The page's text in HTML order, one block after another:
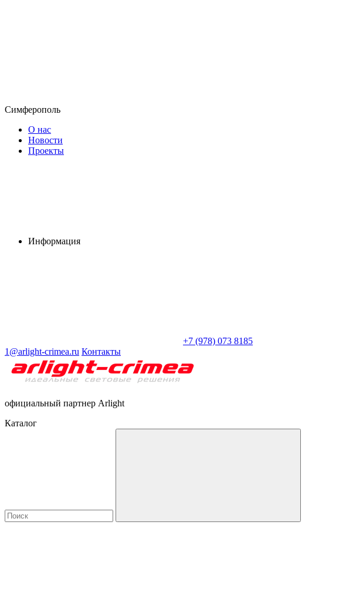
Симферополь
О нас
Новости
Проекты
Информация
+7 (978) 073 8185
1@arlight-crimea.ru Контакты
официальный партнер Arlight
Каталог